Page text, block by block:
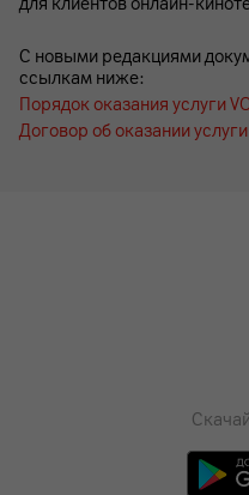
для клиентов онлайн-
С новыми редакциями
ссылкам ниже:
Порядок оказания услуги
Договор об оказании услуги